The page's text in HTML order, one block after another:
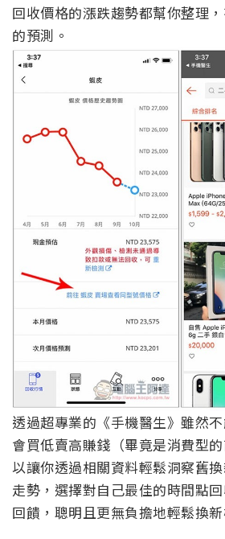
回收價格的漲跌趨勢都幫你整理
的預測。
透過超專業的《手機醫生》雖然
會買低賣高賺錢（畢竟是消費型
以讓你透過相關資料輕鬆洞察舊
走勢，選擇對自己最佳的時間點
回饋，聰明且更無負擔地輕鬆換新